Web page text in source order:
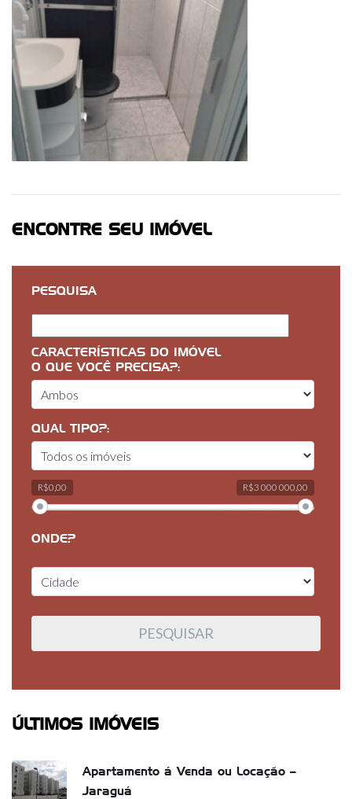
ENCONTRE SEU IMÓVEL
PESQUISA
CARACTERÍSTICAS DO IMÓVEL
O QUE VOCÊ PRECISA?:
QUAL TIPO?:
R$0,00 R$3 000 000,00
ONDE?
ÚLTIMOS IMÓVEIS
Apartamento á Venda ou Locação –
Jaraguá